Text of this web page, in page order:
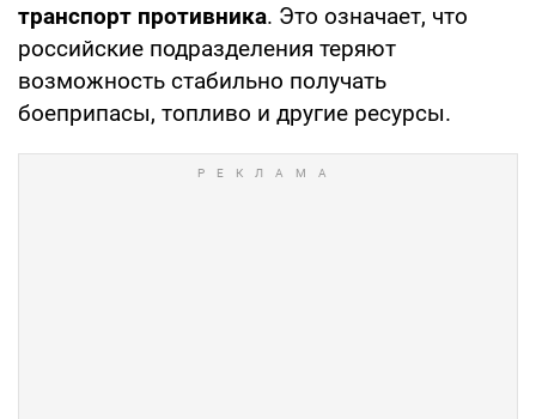
транспорт противника. Это означает, что
российские подразделения теряют
возможность стабильно получать
боеприпасы, топливо и другие ресурсы.